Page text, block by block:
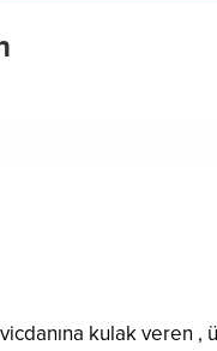
kulak veren ,